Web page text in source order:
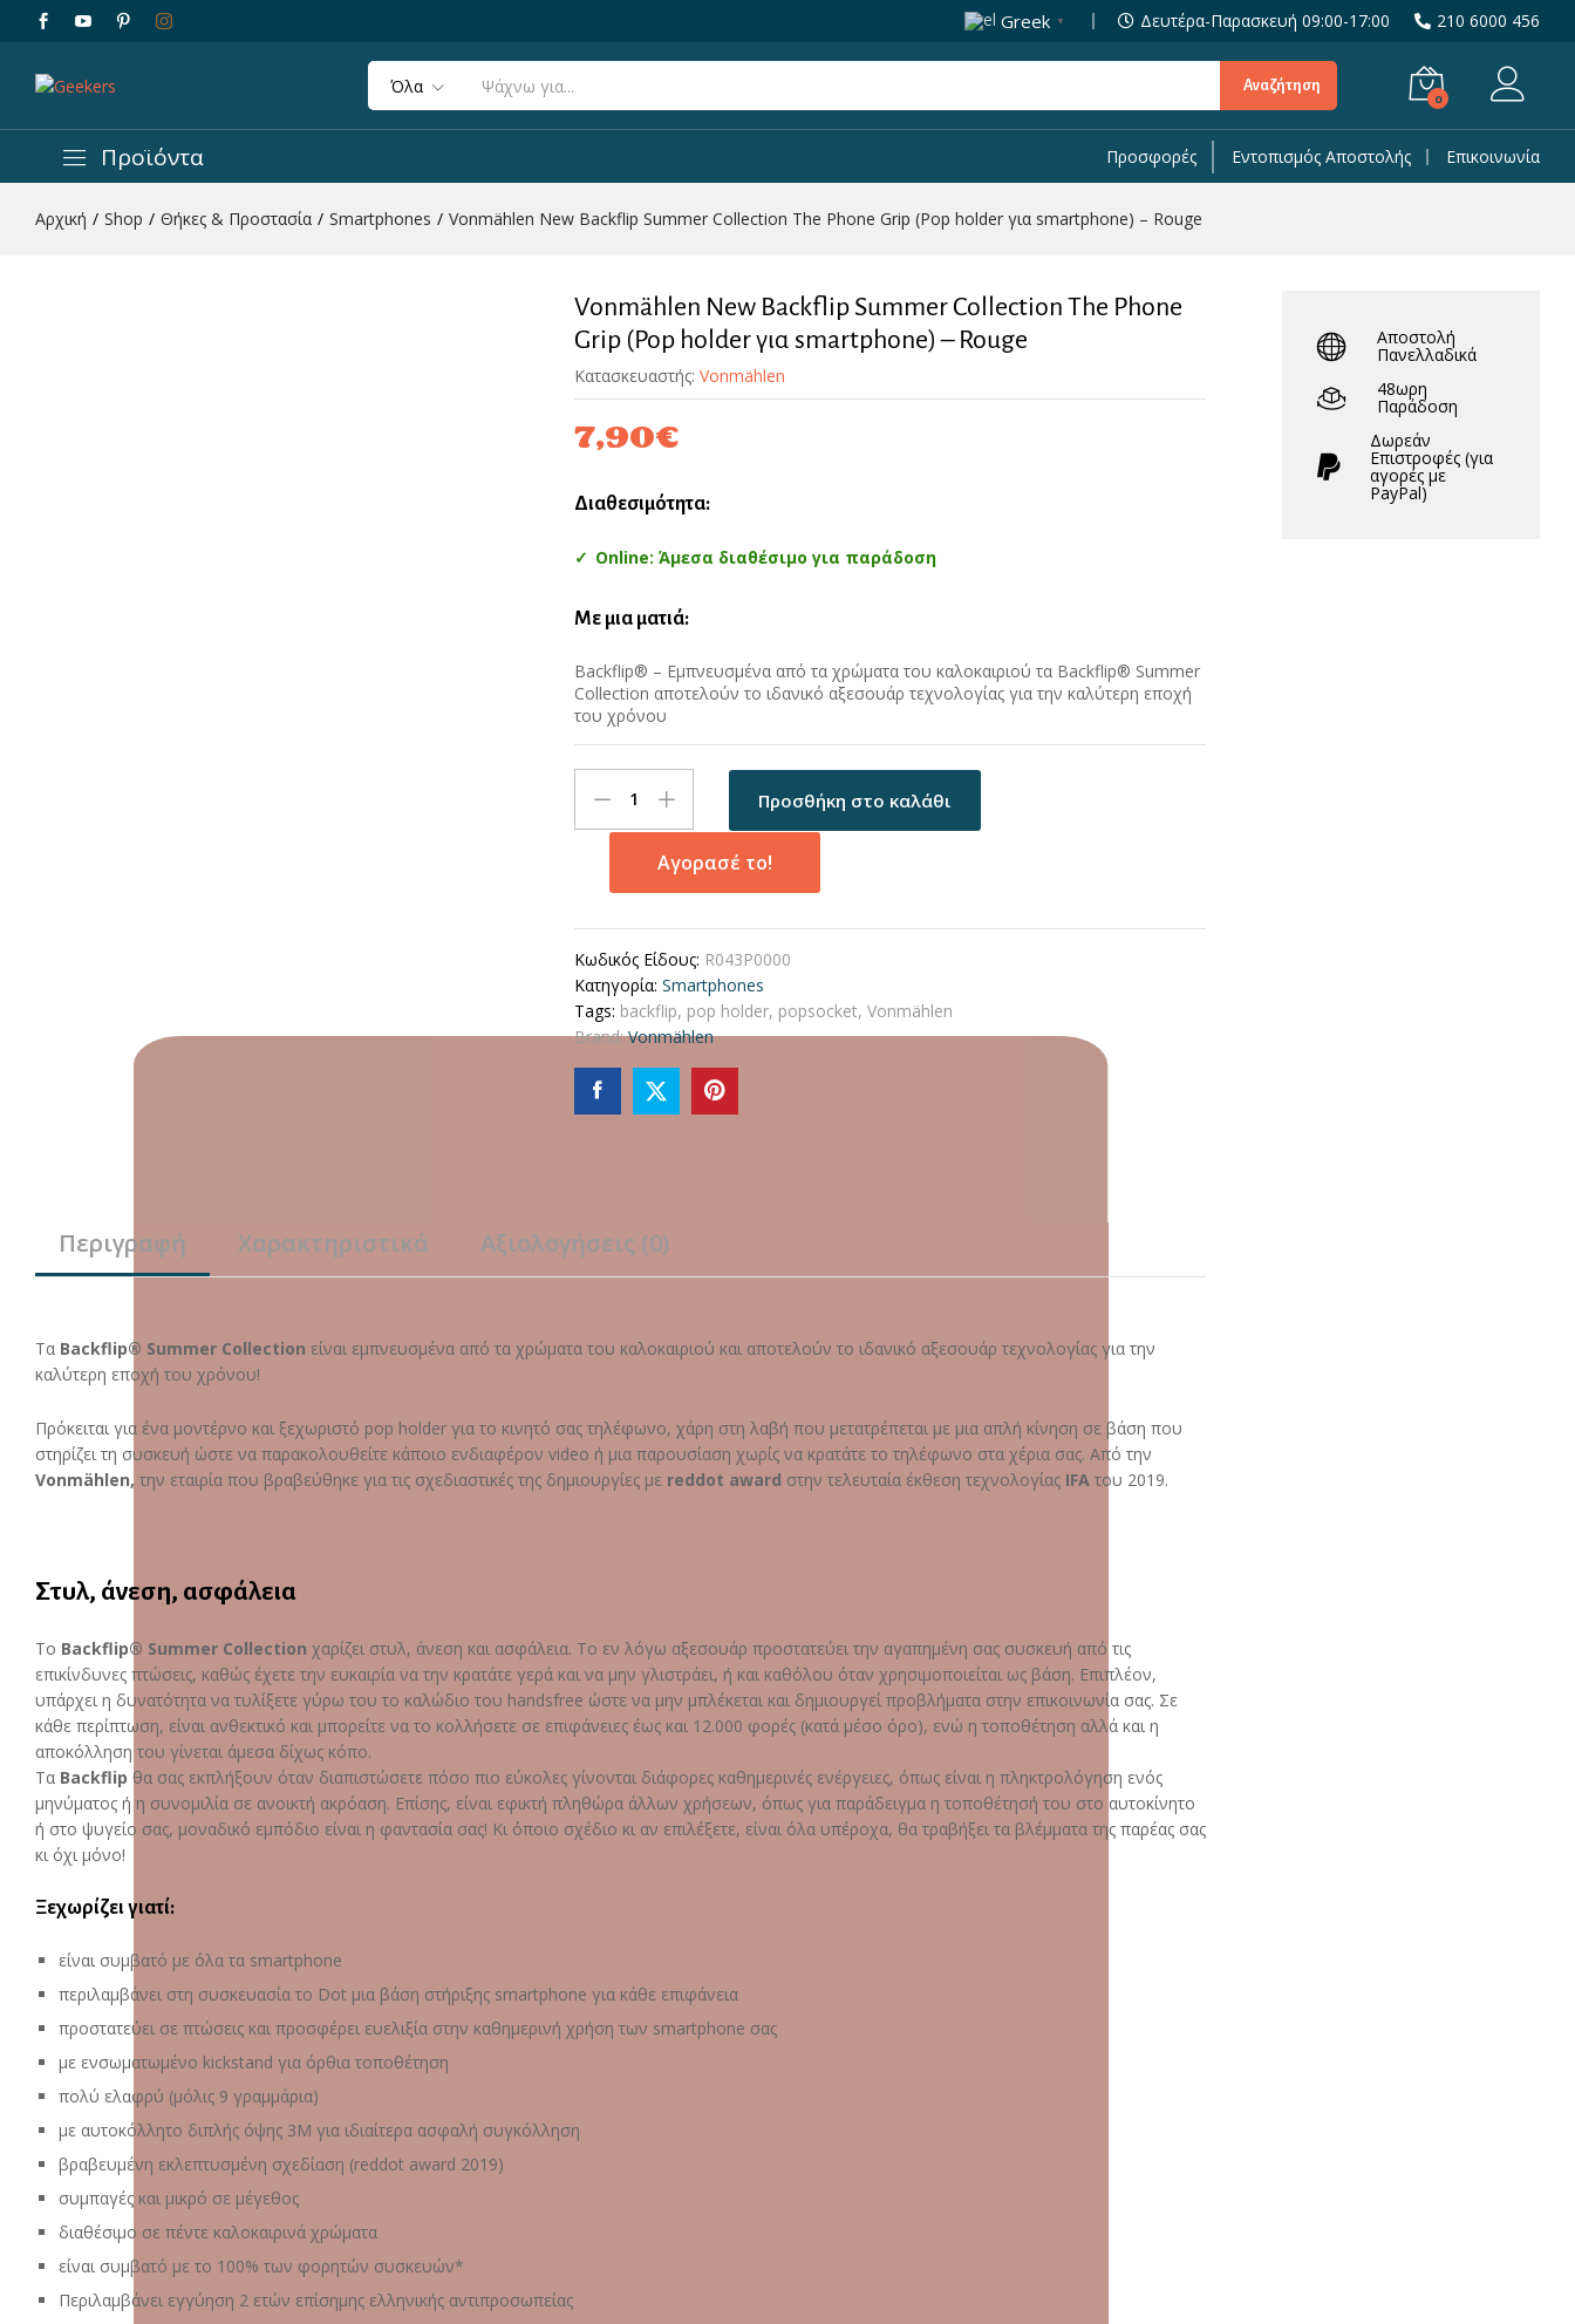
Greek ▼ Δευτέρα-Παρασκευή 09:00-17:00 210 6000 456
Όλα Αναζήτηση
0
Προϊόντα Προσφορές Εντοπισμός Αποστολής Επικοινωνία
Αρχική / Shop / Θήκες & Προστασία / Smartphones / Vonmählen New Backflip Summer Collection The Phone Grip (Pop holder για smartphone) – Rouge
Vonmählen New Backflip Summer Collection The Phone
Grip (Pop holder για smartphone) – Rouge
Κατασκευαστής: Vonmählen
7,90€
Διαθεσιμότητα:
Online: Άμεσα διαθέσιμο για παράδοση
Με μια ματιά:
Backflip® – Εμπνευσμένα από τα χρώματα του καλοκαιριού τα Backflip® Summer
Collection αποτελούν το ιδανικό αξεσουάρ τεχνολογίας για την καλύτερη εποχή
του χρόνου
New
Backflip
Phone
Grip
(Pop
holder
για
smartphone)
Rouge
Προσθήκη στο καλάθι
Αγορασέ το!
Κωδικός Είδους: R043P0000
Κατηγορία: Smartphones
Tags: backflip, pop holder, popsocket, Vonmählen
Brand:Vonmählen
Περιγραφή Χαρακτηριστικά Αξιολογήσεις (0)
Τα Backflip® Summer Collection είναι εμπνευσμένα από τα χρώματα του καλοκαιριού και αποτελούν το ιδανικό αξεσουάρ τεχνολογίας για την
καλύτερη εποχή του χρόνου!
Πρόκειται για ένα μοντέρνο και ξεχωριστό pop holder για το κινητό σας τηλέφωνο, χάρη στη λαβή που μετατρέπεται με μια απλή κίνηση σε βάση που
στηρίζει τη συσκευή ώστε να παρακολουθείτε κάποιο ενδιαφέρον video ή μια παρουσίαση χωρίς να κρατάτε το τηλέφωνο στα χέρια σας. Από την
Vonmählen, την εταιρία που βραβεύθηκε για τις σχεδιαστικές της δημιουργίες με reddot award στην τελευταία έκθεση τεχνολογίας IFA του 2019.
Στυλ, άνεση, ασφάλεια
To Backflip® Summer Collection χαρίζει στυλ, άνεση και ασφάλεια. Το εν λόγω αξεσουάρ προστατεύει την αγαπημένη σας συσκευή από τις
επικίνδυνες πτώσεις, καθώς έχετε την ευκαιρία να την κρατάτε γερά και να μην γλιστράει, ή και καθόλου όταν χρησιμοποιείται ως βάση. Επιπλέον,
υπάρχει η δυνατότητα να τυλίξετε γύρω του το καλώδιο του handsfree ώστε να μην μπλέκεται και δημιουργεί προβλήματα στην επικοινωνία σας. Σε
κάθε περίπτωση, είναι ανθεκτικό και μπορείτε να το κολλήσετε σε επιφάνειες έως και 12.000 φορές (κατά μέσο όρο), ενώ η τοποθέτηση αλλά και η
αποκόλληση του γίνεται άμεσα δίχως κόπο.
Τα Backflip θα σας εκπλήξουν όταν διαπιστώσετε πόσο πιο εύκολες γίνονται διάφορες καθημερινές ενέργειες, όπως είναι η πληκτρολόγηση ενός
μηνύματος ή η συνομιλία σε ανοικτή ακρόαση. Επίσης, είναι εφικτή πληθώρα άλλων χρήσεων, όπως για παράδειγμα η τοποθέτησή του στο αυτοκίνητο
ή στο ψυγείο σας, μοναδικό εμπόδιο είναι η φαντασία σας! Κι όποιο σχέδιο κι αν επιλέξετε, είναι όλα υπέροχα, θα τραβήξει τα βλέμματα της παρέας σας
κι όχι μόνο!
Ξεχωρίζει γιατί:
είναι συμβατό με όλα τα smartphone
περιλαμβάνει στη συσκευασία το Dot μια βάση στήριξης smartphone για κάθε επιφάνεια
προστατεύει σε πτώσεις και προσφέρει ευελιξία στην καθημερινή χρήση των smartphone σας
με ενσωματωμένο kickstand για όρθια τοποθέτηση
πολύ ελαφρύ (μόλις 9 γραμμάρια)
με αυτοκόλλητο διπλής όψης 3M για ιδιαίτερα ασφαλή συγκόλληση
βραβευμένη εκλεπτυσμένη σχεδίαση (reddot award 2019)
συμπαγές και μικρό σε μέγεθος
διαθέσιμο σε πέντε καλοκαιρινά χρώματα
είναι συμβατό με το 100% των φορητών συσκευών*
Περιλαμβάνει εγγύηση 2 ετών επίσημης ελληνικής αντιπροσωπείας
Αποστολή
Πανελλαδικά
48ωρη
Παράδοση
Δωρεάν
Eπιστροφές (για
αγορές με
PayPal)
Vonmählen New Backflip Summer Collection The Phone Grip (Pop holder για smartphone) – Rouge
Περιγραφή Χαρακτηριστικά Αξιολογήσεις (0)
7,90€ Προσθήκη στο Καλάθι